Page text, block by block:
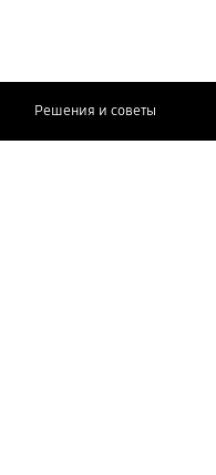
Решения и советы